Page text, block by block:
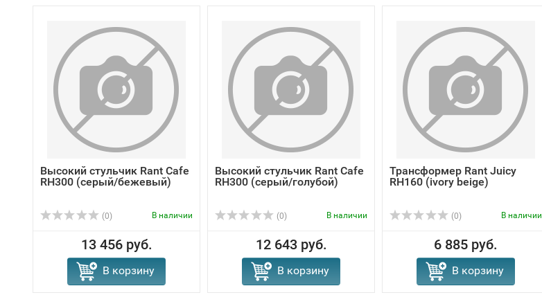
Высокий стульчик Rant Cafe
RH300 (серый/бежевый)
(0) В наличии
13 456 руб.
В корзину
Высокий стульчик Rant Cafe
RH300 (серый/голубой)
(0) В наличии
12 643 руб.
В корзину
Трансформер Rant Juicy
RH160 (ivory beige)
(0) В наличии
6 885 руб.
В корзину